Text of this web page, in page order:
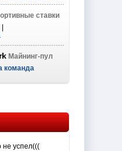
ставки
Майнинг-пул
команда
не успел(((